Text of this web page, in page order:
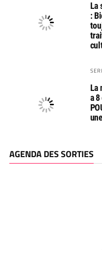
La
:
La
a
AGENDA DES SORTIES